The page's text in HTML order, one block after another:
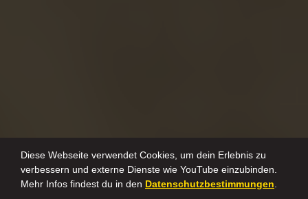
Diese Webseite verwendet Cookies, um dein Erlebnis zu
verbessern und externe Dienste wie YouTube einzubinden.
Mehr Infos findest du in den Datenschutzbestimmungen.